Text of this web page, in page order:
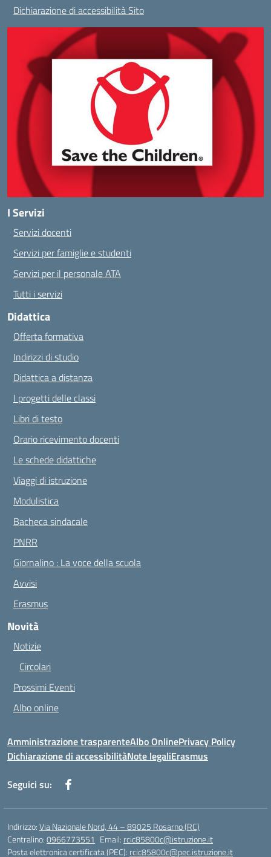
Dichiarazione di accessibilità Sito
I Servizi
Servizi docenti
Servizi per famiglie e studenti
Servizi per il personale ATA
Tutti i servizi
Didattica
Offerta formativa
Indirizzi di studio
Didattica a distanza
I progetti delle classi
Libri di testo
Orario ricevimento docenti
Le schede didattiche
Viaggi di istruzione
Modulistica
Bacheca sindacale
PNRR
Giornalino : La voce della scuola
Avvisi
Erasmus
Novità
Notizie
Circolari
Prossimi Eventi
Albo online
Amministrazione trasparenteAlbo OnlinePrivacy Policy
Dichiarazione di accessibilitàNote legaliErasmus
Seguici su:
Indirizzo:Via Nazionale Nord, 44 – 89025 Rosarno (RC)
Centralino:0966773551 Email: rcic85800c@istruzione.it
Posta elettronica certificata (PEC): rcic85800c@pec.istruzione.it